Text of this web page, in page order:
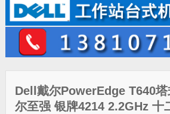
Dell戴尔PowerEdge T640
尔至强 银牌4214 2.2GHz 十